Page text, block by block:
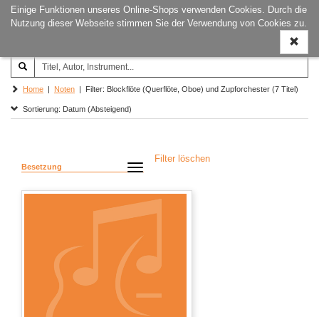
Einige Funktionen unseres Online-Shops verwenden Cookies. Durch die
Nutzung dieser Webseite stimmen Sie der Verwendung von Cookies zu.
ein-/
Joachim‐Trekel‐Musikverlag,
Hamburg
Home | Noten | Filter: Blockflöte (Querflöte, Oboe) und Zupforchester (7 Titel)
Sortierung: Datum (Absteigend)
Besetzung
Filter löschen